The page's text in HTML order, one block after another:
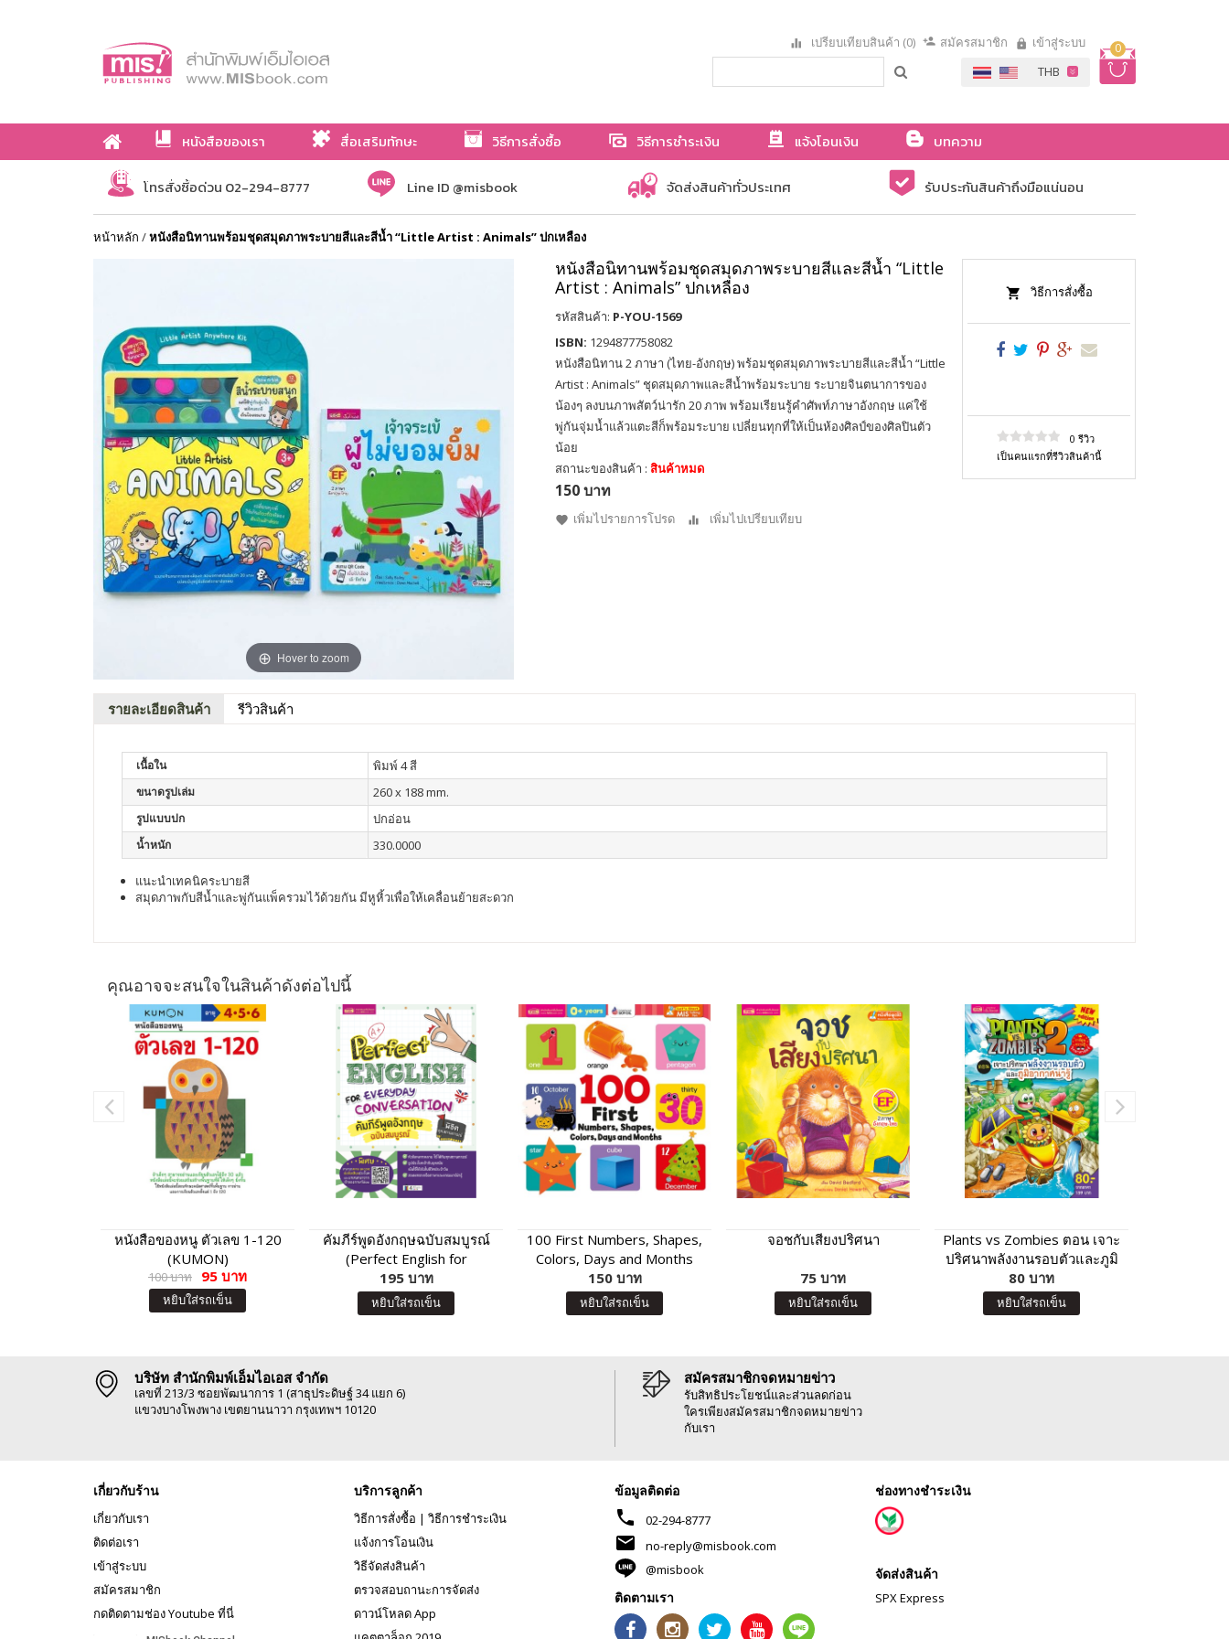
0
เปรียบเทียบสินค้า (0) สมัครสมาชิก เข้าสู่ระบบ
หนังสือของเรา สื่อเสริมทักษะ วิธีการสั่งซื้อ วิธีการชำระเงิน แจ้งโอนเงิน
บทความ
เกี่ยวกับเรา
โทรสั่งซื้อด่วน 02-294-8777 Line ID @misbook จัดส่งสินค้าทั่วประเทศ รับประกันสินค้าถึงมือแน่นอน
หน้าหลัก /หนังสือนิทานพร้อมชุดสมุดภาพระบายสีและสีน้ำ “Little Artist : Animals” ปกเหลือง
Hover to zoom
หนังสือนิทานพร้อมชุดสมุดภาพระบายสีและสีน้ำ “Little
Artist : Animals” ปกเหลือง
รหัสสินค้า: P-YOU-1569
ISBN: 1294877758082
หนังสือนิทาน 2 ภาษา (ไทย-อังกฤษ) พร้อมชุดสมุดภาพระบายสีและสีน้ำ “Little
Artist : Animals” ชุดสมุดภาพและสีน้ำพร้อมระบาย ระบายจินตนาการของ
น้องๆ ลงบนภาพสัตว์น่ารัก 20 ภาพ พร้อมเรียนรู้คำศัพท์ภาษาอังกฤษ แค่ใช้
พู่กันจุ่มน้ำแล้วแตะสีก็พร้อมระบาย เปลี่ยนทุกที่ให้เป็นห้องศิลป์ของศิลปินตัว
น้อย
สถานะของสินค้า : สินค้าหมด
150 บาท
เพิ่มไปรายการโปรด เพิ่มไปเปรียบเทียบ
วิธีการสั่งซื้อ
0 รีวิว
เป็นคนแรกที่รีวิวสินค้านี้
รายละเอียดสินค้า รีวิวสินค้า
เนื้อใน พิมพ์ 4 สี
ขนาดรูปเล่ม 260 x 188 mm.
รูปแบบปก ปกอ่อน
น้ำหนัก 330.0000
แนะนำเทคนิคระบายสี
สมุดภาพกับสีน้ำและพู่กันแพ็ครวมไว้ด้วยกัน มีหูหิ้วเพื่อให้เคลื่อนย้ายสะดวก
คุณอาจจะสนใจในสินค้าดังต่อไปนี้
หนังสือของหนู ตัวเลข 1-120
(KUMON)
100 บาท 95 บาท
หยิบใส่รถเข็น
คัมภีร์พูดอังกฤษฉบับสมบูรณ์
(Perfect English for
Everyday Conversation)
195 บาท
หยิบใส่รถเข็น
100 First Numbers, Shapes,
Colors, Days and Months
(Board Book)
150 บาท
หยิบใส่รถเข็น
จอชกับเสียงปริศนา
75 บาท
หยิบใส่รถเข็น
Plants vs Zombies ตอน เจาะ
ปริศนาพลังงานรอบตัวและภูมิ
อากาศน่ารู้ (New Edition)
80 บาท
หยิบใส่รถเข็น
บริษัท สำนักพิมพ์เอ็มไอเอส จำกัด
เลขที่ 213/3 ซอยพัฒนาการ 1 (สาธุประดิษฐ์ 34 แยก 6)
แขวงบางโพงพาง เขตยานนาวา กรุงเทพฯ 10120
สมัครสมาชิกจดหมายข่าว
รับสิทธิประโยชน์และส่วนลดก่อน
ใครเพียงสมัครสมาชิกจดหมายข่าว
กับเรา
เกี่ยวกับร้าน
เกี่ยวกับเรา
ติดต่อเรา
เข้าสู่ระบบ
สมัครสมาชิก
กดติดตามช่อง Youtube ที่นี่
บริการลูกค้า
วิธีการสั่งซื้อ | วิธีการชำระเงิน
แจ้งการโอนเงิน
วิธีจัดส่งสินค้า
ตรวจสอบถานะการจัดส่ง
ดาวน์โหลด App
ข้อมูลติดต่อ
phone 02-294-8777
mail
no-reply@misbook.com
@misbook
ติดตามเรา
ช่องทางชำระเงิน
จัดส่งสินค้า
SPX Express